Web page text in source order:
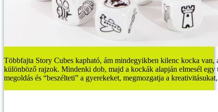
Többfajta Story Cubes kapható, ám mindegyikben kilenc kocka van,
különböző rajzok. Mindenki dob, majd a kockák alapján elmesél egy
megoldás és “beszélteti” a gyerekeket, megmozgatja a